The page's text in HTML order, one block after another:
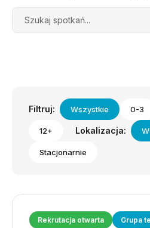
Search
Filtruj: Wszystkie 0-3
12+ Lokalizacja:
Stacjonarnie
Rekrutacja otwarta
Grupa